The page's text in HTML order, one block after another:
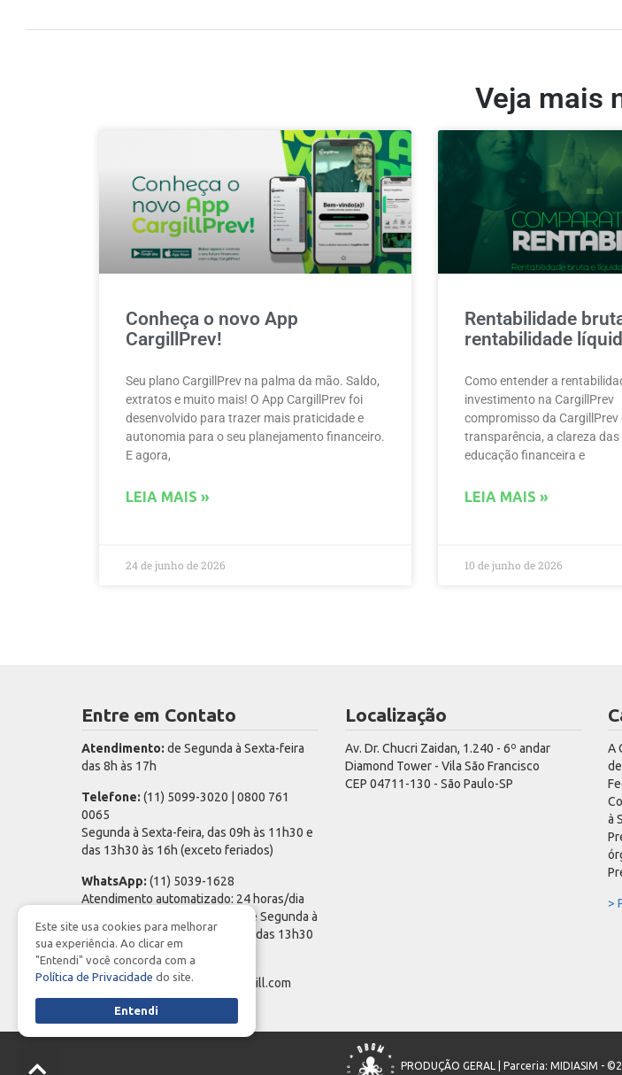
Veja mais
Conheça o novo App
CargillPrev!
Seu plano CargillPrev na palma da mão. Saldo,
extratos e muito mais! O App CargillPrev foi
desenvolvido para trazer mais praticidade e
autonomia para o seu planejamento financeiro.
E agora,
LEIA MAIS »
24 de junho de 2026
Rentabilidade
rentabilidade
Como entender a
investimento na CargillPrev
compromisso da CargillPrev
transparência, a clareza
educação financeira e
LEIA MAIS »
10 de junho de 2026
Entre em Contato
Atendimento: de Segunda à Sexta-feira
das 8h às 17h
Telefone: (11) 5099-3020 | 0800 761
0065
Segunda à Sexta-feira, das 09h às 11h30 e
das 13h30 às 16h (exceto feriados)
WhatsApp: (11) 5039-1628
Atendimento automatizado: 24 horas/dia
Atendimento de especialista: de Segunda à
Sexta-feira, das 09h às 11h30 e das 13h30
às 16h (exceto feriados)
E-mail:cargillPrev_spom@cargill.com
Localização
Av. Dr. Chucri Zaidan, 1.240 - 6º andar
Diamond Tower - Vila São Francisco
CEP 04711-130 - São Paulo-SP
A
à
>
PRODUÇÃO GERAL | Parceria: MIDIASIM -
Este site usa cookies para melhorar
sua experiência. Ao clicar em
"Entendi" você concorda com a
Política de Privacidade do site.
Entendi